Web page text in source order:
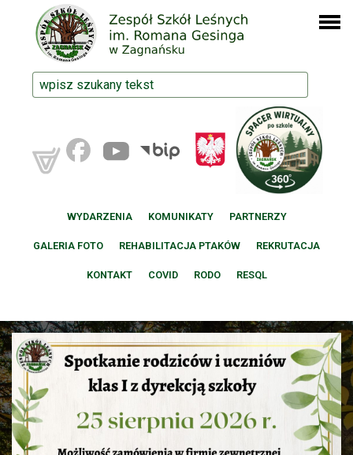
WYDARZENIA KOMUNIKATY PARTNERZY
GALERIA FOTO REHABILITACJA PTAKÓW REKRUTACJA
KONTAKT COVID RODO RESQL